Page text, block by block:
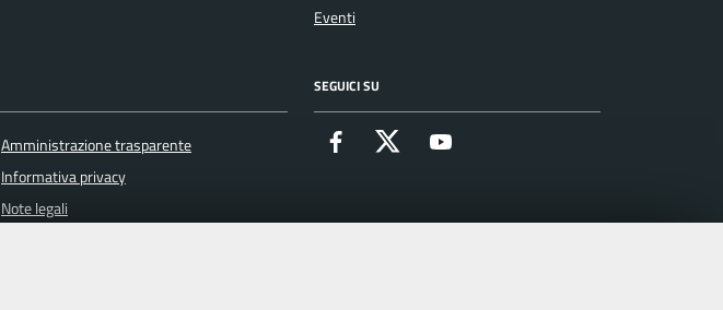
Eventi
Amministrazione trasparente
Informativa privacy
Note legali
SEGUICI SU
Facebook